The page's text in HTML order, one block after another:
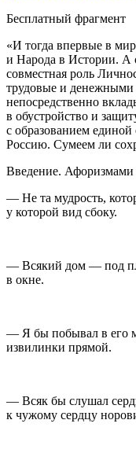
Бесплатный фрагмент
«И тогда впервые в
и Народа в Истории. А
совместная роль
трудовые и денежными
непосредственно
в обустройство и
с образованием
Россию. Сумеем ли
Введение. Афоризмами
— Не та мудрость,
у которой вид сбоку.
— Всякий дом — под
в окне.
— Я бы побывал в его
извилинки прямой.
— Всяк бы слушал
к чужому сердцу